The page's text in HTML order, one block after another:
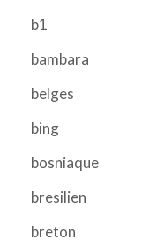
b1
bambara
belges
bing
bosniaque
bresilien
breton